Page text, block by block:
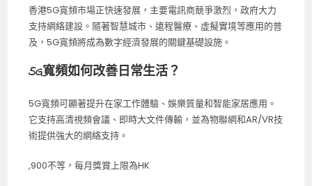
香港5G寬頻市場正快速發展，主要電訊商競爭激烈，政府大力
支持網絡建設。隨著智慧城市、遠程醫療、虛擬實境等應用的普
及，5G寬頻將成為數字經濟發展的關鍵基礎設施。
5G寬頻如何改善日常生活？
5G寬頻可顯著提升在家工作體驗、娛樂質量和智能家居應用。
它支持高清視頻會議、即時大文件傳輸，並為物聯網和AR/VR技
術提供強大的網絡支持。
,900不等，每月獎賞上限為HK